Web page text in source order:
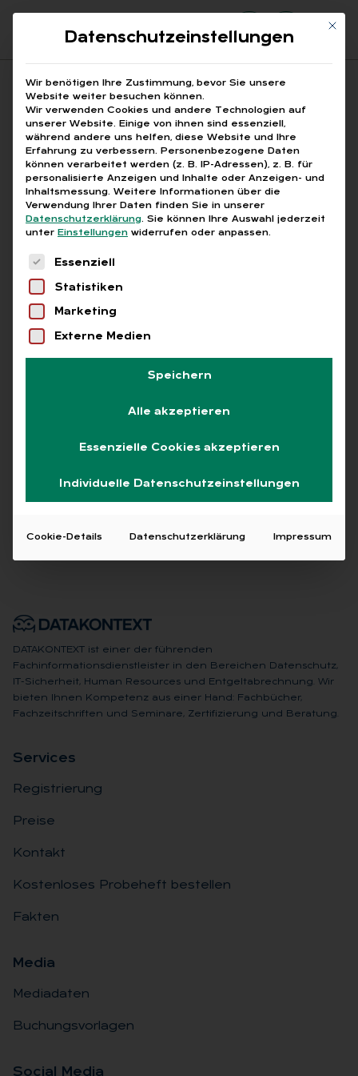
Suchfeld
Suchen
Breadcrumb-Navigation
STARTSEITE
BERUFSGENOSSENSCHAFT BEITRAGSBESCHEID …
Alle Bei­trä­ge mit dem
Schlag­wort „Be­rufs­ge­
nos­sen­schaft Bei­trags­
be­scheid Prü­fung“
Free Abo
DATAKONTEXT ist einer der führenden
Fachinformationsdienstleister in den Bereichen Datenschutz,
IT-Sicherheit, Human Resources und Entgeltabrechnung. Wir
bieten Ihnen Kompetenz aus einer Hand: Fachbücher,
Fachzeitschriften und Seminare, Zertifizierung und Beratung.
Ser­vices
Registrierung
Preise
Kontakt
Kostenloses Probeheft bestellen
Fakten
Me­dia
Mediadaten
Buchungsvorlagen
So­ci­al Me­dia
Mit
Datenschutzeinstellungen
Wir benötigen Ihre Zustimmung, bevor Sie unsere
Website weiter besuchen können.
Wir verwenden Cookies und andere Technologien auf
unserer Website. Einige von ihnen sind essenziell,
während andere uns helfen, diese Website und Ihre
Erfahrung zu verbessern. Personenbezogene Daten
können verarbeitet werden (z. B. IP-Adressen), z. B. für
personalisierte Anzeigen und Inhalte oder Anzeigen- und
Inhaltsmessung. Weitere Informationen über die
Verwendung Ihrer Daten finden Sie in unserer
Datenschutzerklärung. Sie können Ihre Auswahl jederzeit
unter Einstellungen widerrufen oder anpassen.
Es folgt eine Liste der Service-Gruppen, für
Essenziell
Statistiken
Marketing
Externe Medien
Speichern
Alle akzeptieren
Essenzielle Cookies akzeptieren
Individuelle Datenschutzeinstellungen
Cookie-Details Datenschutzerklärung Impressum